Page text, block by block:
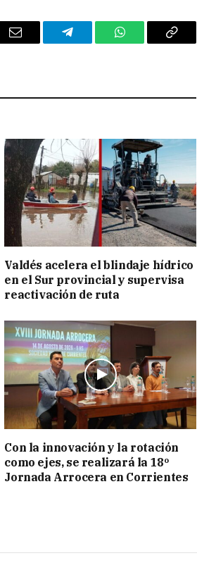
Email Telegram WhatsAppCopy
Valdés acelera el blindaje hídrico
en el Sur provincial y supervisa
reactivación de ruta
Con la innovación y la rotación
como ejes, se realizará la 18º
Jornada Arrocera en Corrientes